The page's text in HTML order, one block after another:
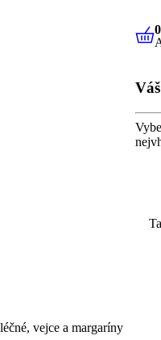
vejce a margaríny